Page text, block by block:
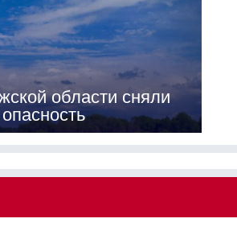
области сняли